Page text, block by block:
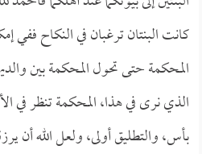
كانت البنتان ترغبان في النكاح ففي
المحكمة حتى تحول المحكمة بين
الذي نرى في هذا، المحكمة تنظر في
بأس، والتطليق أولى، ولعل الله أن